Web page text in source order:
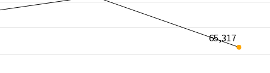
65,317